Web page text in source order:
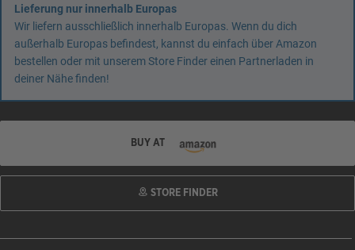
Lieferung nur innerhalb Europas
Wir liefern ausschließlich innerhalb Europas. Wenn du dich
außerhalb Europas befindest, kannst du einfach über Amazon
bestellen oder mit unserem Store Finder einen Partnerladen in
deiner Nähe finden!
BUY AT
STORE FINDER